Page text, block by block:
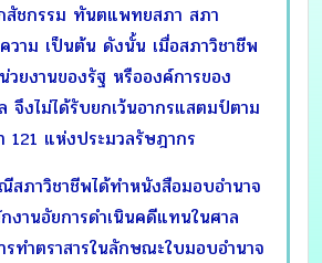
สัชกรรม ทันตแพทยสภา สภา
วาม เป็นต้น ดังนั้น เมื่อสภาวิชาชีพ
วยงานของรัฐ หรือองค์การของ
จึงไม่ได้รับยกเว้นอากรแสตมป์ตาม
121 แห่งประมวลรัษฎากร
ภาวิชาชีพได้ทำหนังสือมอบอำนาจ
งานอัยการดำเนินคดีแทนในศาล
รทำตราสารในลักษณะใบมอบอำนาจ